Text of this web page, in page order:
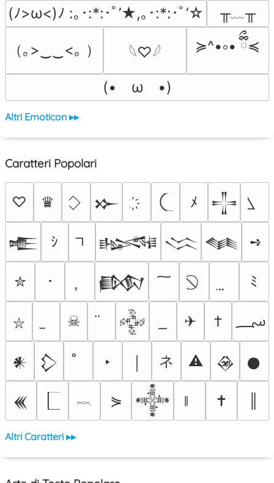
(ﾉ>ω<)ﾉ :｡･:*:･ﾟ’★,｡･:*:･ﾟ’☆ ╥﹏╥
（｡>‿‿<｡ ） 𓆩♡𓆪 ≽^•༚• ྀིྀ≼
(•　ω　•)
Altri Emoticon ▸▸
Caratteri Popolari
♡ ♛ 𒁍 ﾒ 𒋲
𒍫 ｼ 𒈙 𒈱 𒈝 ➺
✮ ･ 𒁃 ﾐ
⛥ ☠ 𒅒 ✈ † ؄
𒀭 𒁷 ‣ ネ ⚠ 𒊲 𒊹
𒌍 𓎖 ⋟ 𒀱 ✝
Altri Caratteri ▸▸